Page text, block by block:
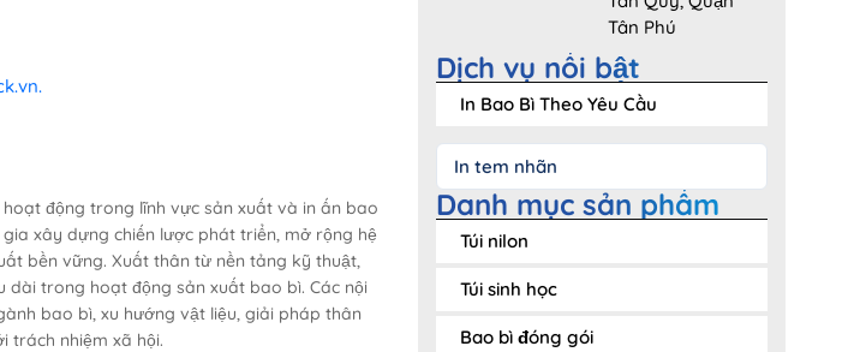
hoạt động trong lĩnh vực sản xuất và in ấn bao
xây dựng chiến lược phát triển, mở rộng hệ
bền vững. Xuất thân từ nền tảng kỹ thuật,
dài trong hoạt động sản xuất bao bì. Các nội
bao bì, xu hướng vật liệu, giải pháp thân
trách nhiệm xã hội.
Tân Phú
Dịch vụ nổi bật
In Bao Bì Theo Yêu Cầu
In tem nhãn
Danh mục sản phẩm
Túi nilon
Túi sinh học
Bao bì đóng gói